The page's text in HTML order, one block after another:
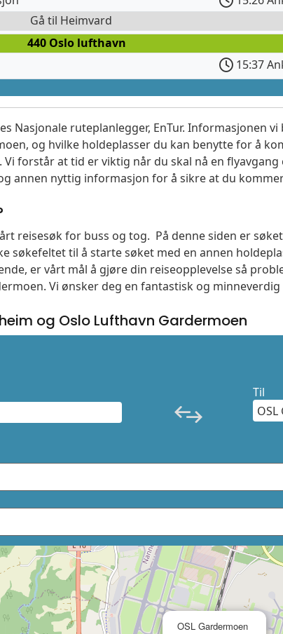
Gå til Heimvard
440 Oslo lufthavn
15:37
Nasjonale ruteplanlegger, EnTur. Informasjonen
og hvilke holdeplasser du kan benytte for å
forstår at tid er viktig når du skal nå en
annen nyttig informasjon for å sikre at du
reisesøk for buss og tog. På denne siden er
søkefeltet til å starte søket med en annen
er vårt mål å gjøre din reiseopplevelse så
Vi ønsker deg en fantastisk og minneverdig
og Oslo Lufthavn Gardermoen
Til
OSL Gardermoen